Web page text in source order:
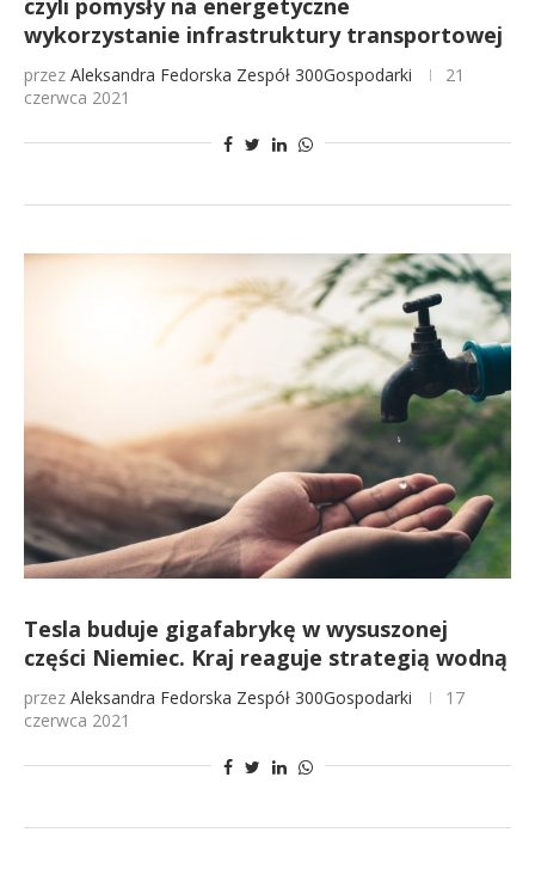
czyli pomysły na energetyczne
wykorzystanie infrastruktury transportowej
przez Aleksandra Fedorska Zespół 300Gospodarki
21
czerwca 2021
Tesla buduje gigafabrykę w wysuszonej
części Niemiec. Kraj reaguje strategią wodną
przez Aleksandra Fedorska Zespół 300Gospodarki
17
czerwca 2021